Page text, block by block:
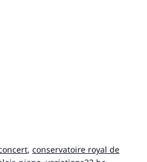
, conservatoire royal de